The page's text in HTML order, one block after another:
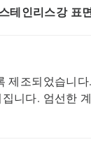
테인리스강 표면
제조되었습니
니다. 엄선한